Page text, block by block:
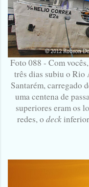
Foto 088 - Com
três dias subiu o Rio
Santarém, carregado
uma centena de
superiores eram os
redes, o deck